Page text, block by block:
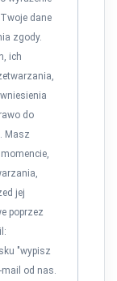
dane
zgody.
ich
do
Masz
jej
poprzez
"wypisz
od nas.